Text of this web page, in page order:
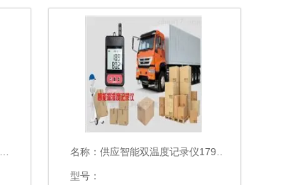
名称： 供应智能双温度记录仪179-T1
型号：